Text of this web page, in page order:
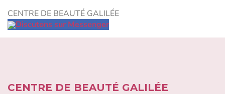
CENTRE DE BEAUTÉ GALILÉE
Discutons sur Messenger
CENTRE DE BEAUTÉ GALILÉE